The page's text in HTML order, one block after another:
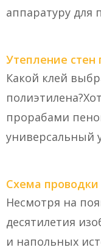
аппаратуру для
Утепление
Какой клей
прорабами
универсальный
Схема
Несмотря на
десятилетия
и напольных